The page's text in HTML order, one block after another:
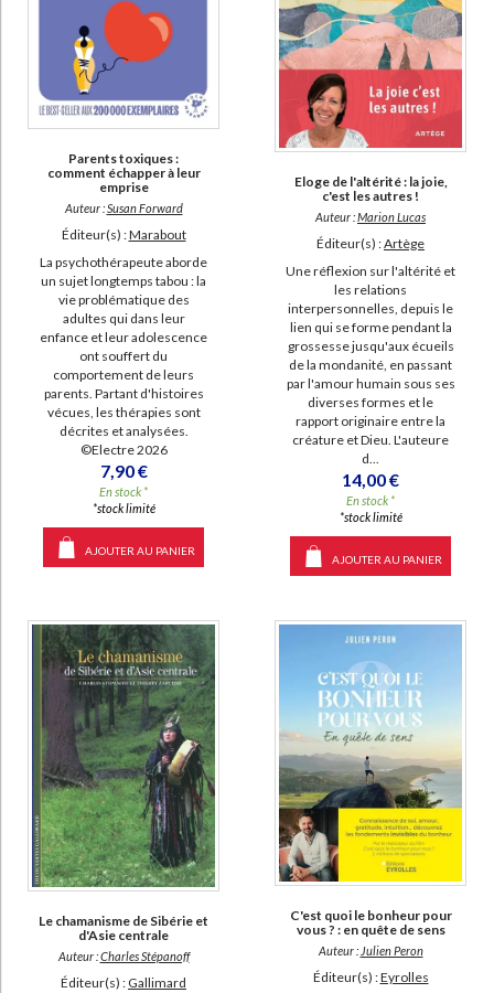
Parents toxiques :
comment échapper à leur
emprise
Auteur :Susan Forward
Éditeur(s) :Marabout
La psychothérapeute aborde
un sujet longtemps tabou : la
vie problématique des
adultes qui dans leur
enfance et leur adolescence
ont souffert du
comportement de leurs
parents. Partant d'histoires
vécues, les thérapies sont
décrites et analysées.
©Electre 2026
7,90 €
En stock *
*stock limité
AJOUTER AU PANIER
Eloge de l'altérité : la joie,
c'est les autres !
Auteur :Marion Lucas
Éditeur(s) :Artège
Une réflexion sur l'altérité et
les relations
interpersonnelles, depuis le
lien qui se forme pendant la
grossesse jusqu'aux écueils
de la mondanité, en passant
par l'amour humain sous ses
diverses formes et le
rapport originaire entre la
créature et Dieu. L'auteure
d...
14,00 €
En stock *
*stock limité
AJOUTER AU PANIER
Le chamanisme de Sibérie et
d'Asie centrale
Auteur :Charles Stépanoff
Éditeur(s) : Gallimard
C'est quoi le bonheur pour
vous ? : en quête de sens
Auteur : Julien Peron
Éditeur(s) :Eyrolles